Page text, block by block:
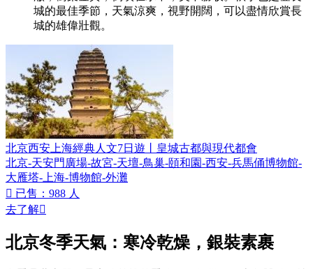
城的最佳季節，天氣涼爽，視野開闊，可以盡情欣賞長
城的雄偉壯觀。
北京西安上海經典人文7日遊丨皇城古都與現代都會
北京-天安門廣場-故宮-天壇-鳥巢-頤和園-西安-兵馬俑博物館-
大雁塔-上海-博物館-外灘
 已售：988 人
去了解
北京冬季天氣：寒冷乾燥 ， 銀裝素裹